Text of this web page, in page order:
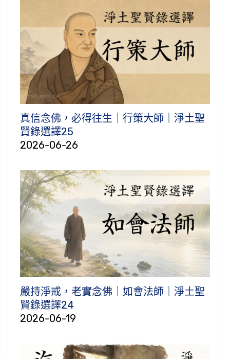
真信念佛，必得往生｜行策大師｜淨土聖
賢錄選譯25
2026-06-26
嚴持淨戒，老實念佛｜如會法師｜淨土聖
賢錄選譯24
2026-06-19